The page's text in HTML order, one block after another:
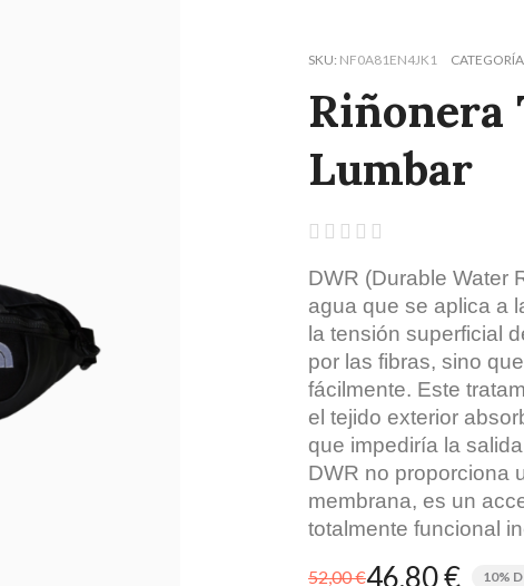
SKU NF0A81EN4JK1 CATEGORÍA
Riñonera
Lumbar
    
DWR (Durable Water
agua que se aplica a
la tensión superficial
por las fibras, sino
fácilmente. Este
el tejido exterior
que impediría la
DWR no proporciona
membrana, es un
totalmente funcional
52,00 €46,80 € 10%